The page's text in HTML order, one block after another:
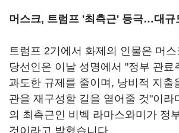
머스크, 트럼프 '최측근' 등극…대규
트럼프 2기에서 화제의 인물은 머
당선인은 이날 성명에서 "정부 관료
과도한 규제를 줄이며, 낭비적 지출
관을 재구성할 길을 열어줄 것"이라
의 최측근인 비벡 라마스와미가 정
것이라고 밝혔습니다.